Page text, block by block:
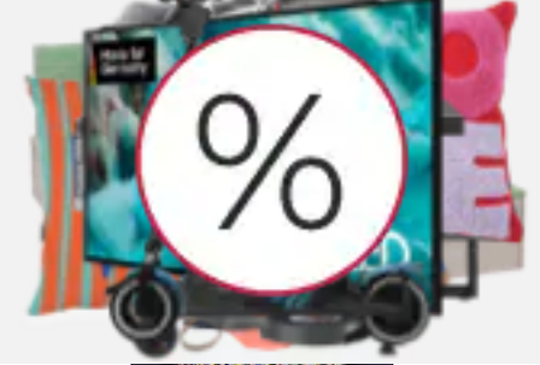
Tüllkleid Baumwollmischung, Glitzerdruck
Blue Seven
Ursprünglicher Preis
UVP 19,99 €Rabatt
- 10 %
Aktueller Preis